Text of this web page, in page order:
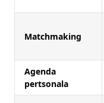
Matchmaking
Agenda
pertsonala